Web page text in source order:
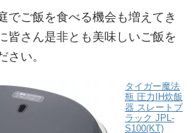
でご飯を食べる機会も増えてき
皆さん是非とも美味しいご飯を
さい。
タイガー魔法
瓶 圧力IH炊飯
器 スレートブ
ラック JPL-
S100(KT)